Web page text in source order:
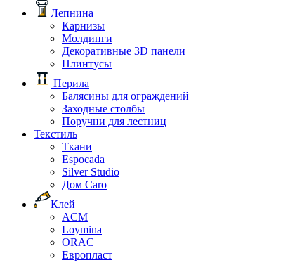
Лепнина
Карнизы
Молдинги
Декоративные 3D панели
Плинтусы
Перила
Балясины для ограждений
Заходные столбы
Поручни для лестниц
Текстиль
Ткани
Espocada
Silver Studio
Дом Caro
Клей
ACM
Loymina
ORAC
Европласт